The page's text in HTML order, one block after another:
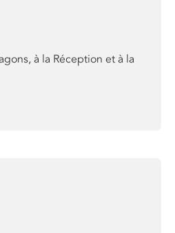
à la Réception et à la